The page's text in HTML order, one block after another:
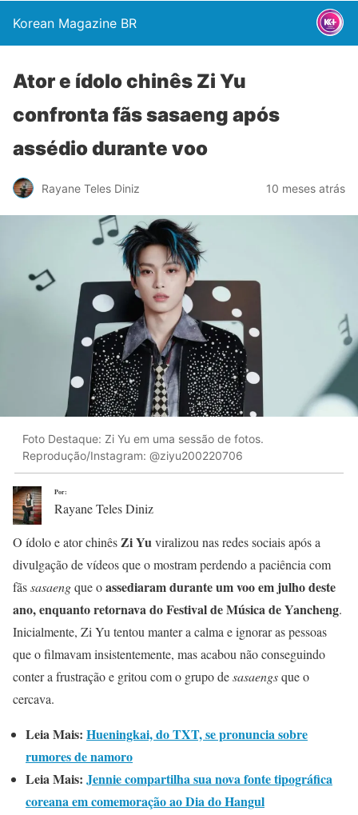
Korean Magazine BR
Ator e ídolo chinês Zi Yu
confronta fãs sasaeng após
assédio durante voo
Rayane Teles Diniz 10 meses atrás
Foto Destaque: Zi Yu em uma sessão de fotos.
Reprodução/Instagram: @ziyu200220706
Por:
Rayane Teles Diniz
O ídolo e ator chinêsZi Yuviralizou nas redes sociais após a
divulgação de vídeos que o mostram perdendo a paciência com
fãssasaengque oassediaram durante um voo em julho deste
ano, enquanto retornava do Festival de Música de Yancheng.
Inicialmente, Zi Yu tentou manter a calma e ignorar as pessoas
que o filmavam insistentemente, mas acabou não conseguindo
conter a frustração e gritou com o grupo desasaengsque o
cercava.
Leia Mais: Hueningkai, do TXT, se pronuncia sobre
rumores de namoro
Leia Mais: Jennie compartilha sua nova fonte tipográfica
coreana em comemoração ao Dia do Hangul